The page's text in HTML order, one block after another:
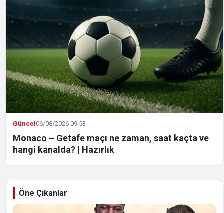
Güncel06/08/2026 09:53
Monaco – Getafe maçı ne zaman, saat kaçta ve
hangi kanalda? | Hazırlık
Öne Çıkanlar